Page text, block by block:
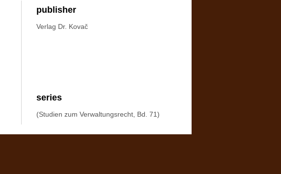
publisher
Verlag Dr. Kovač
series
(Studien zum Verwaltungsrecht, Bd. 71)